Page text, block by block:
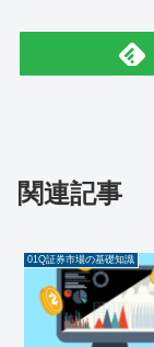
関連記事
01Q証券市場の基礎知識